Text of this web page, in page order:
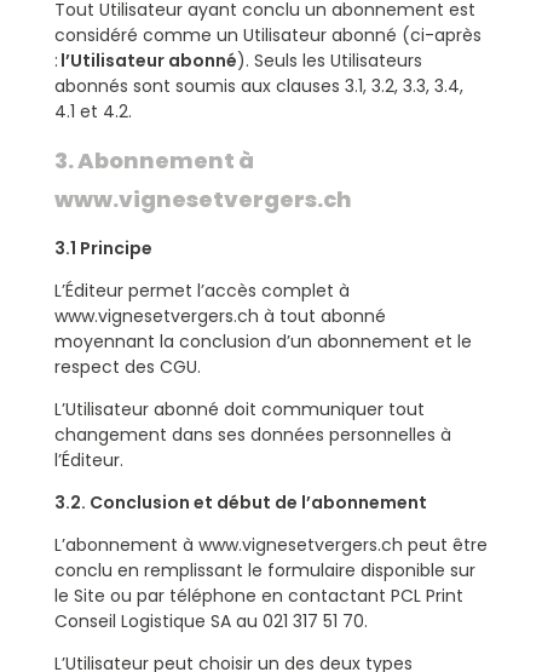
Tout Utilisateur ayant conclu un abonnement est
considéré comme un Utilisateur abonné (ci-après
: l’Utilisateur abonné). Seuls les Utilisateurs
abonnés sont soumis aux clauses 3.1, 3.2, 3.3, 3.4,
4.1 et 4.2.
3. Abonnement à
www.vignesetvergers.ch
3.1 Principe
L’Éditeur permet l’accès complet à
www.vignesetvergers.ch à tout abonné
moyennant la conclusion d’un abonnement et le
respect des CGU.
L’Utilisateur abonné doit communiquer tout
changement dans ses données personnelles à
l’Éditeur.
3.2. Conclusion et début de l’abonnement
L’abonnement à www.vignesetvergers.ch peut être
conclu en remplissant le formulaire disponible sur
le Site ou par téléphone en contactant PCL Print
Conseil Logistique SA au 021 317 51 70.
L’Utilisateur peut choisir un des deux types